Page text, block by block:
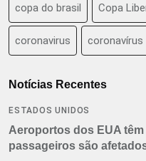
copa do brasil Copa
coronavirus coronavírus
Notícias Recentes
ESTADOS UNIDOS
Aeroportos dos EUA
passageiros são